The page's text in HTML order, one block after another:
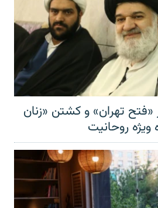
«فتح تهران» و کشتن «زنان
روحانیت